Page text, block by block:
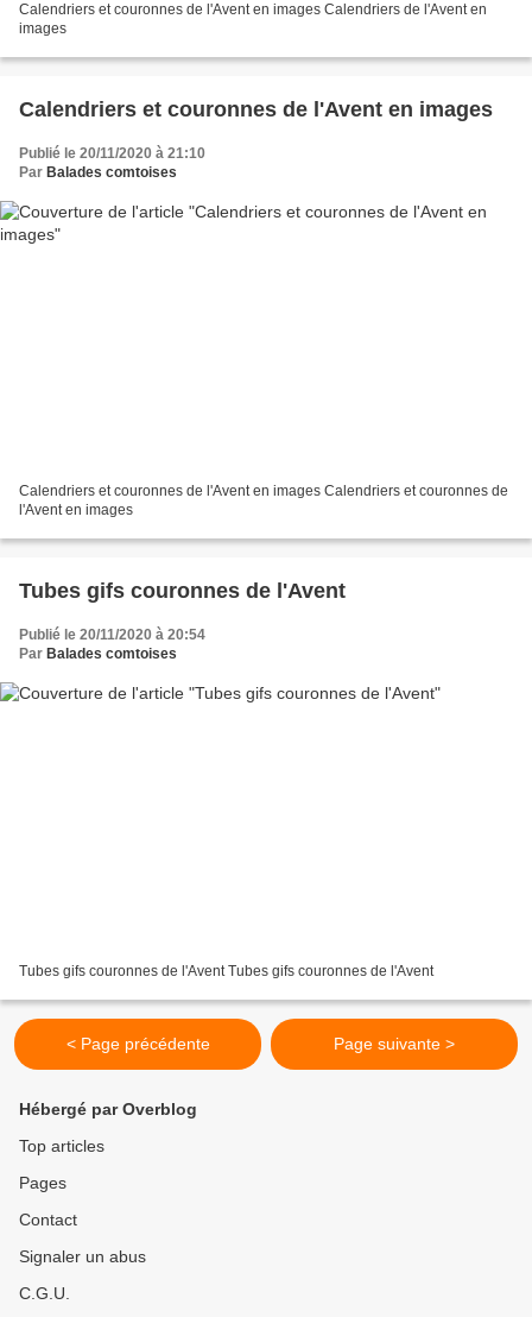
Calendriers et couronnes de l'Avent en images Calendriers de l'Avent en
images
Calendriers et couronnes de l'Avent en images
Publié le 20/11/2020 à 21:10
Par Balades comtoises
Calendriers et couronnes de l'Avent en images Calendriers et couronnes de
l'Avent en images
Tubes gifs couronnes de l'Avent
Publié le 20/11/2020 à 20:54
Par Balades comtoises
Tubes gifs couronnes de l'Avent Tubes gifs couronnes de l'Avent
< Page précédente Page suivante >
Hébergé par Overblog
Top articles
Pages
Contact
Signaler un abus
C.G.U.